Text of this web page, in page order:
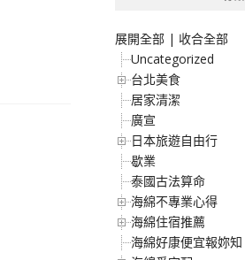
展開全部 | 收合全部
Uncategorized
台北美食
居家清潔
廣宣
日本旅遊自由行
歇業
泰國古法算命
海綿不專業心得
海綿住宿推薦
海綿好康便宜報妳知